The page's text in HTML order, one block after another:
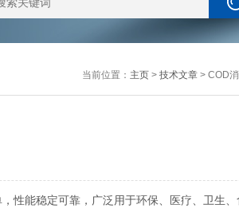
当前位置： 主页> 技术文章> COD
性能稳定可靠，广泛用于环保、医疗、卫生、